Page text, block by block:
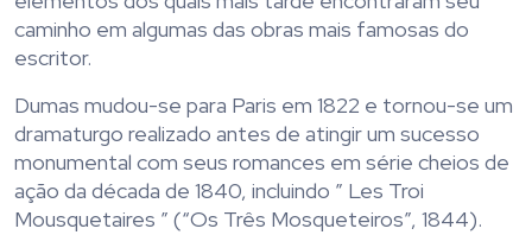
caminho em algumas das obras mais famosas do
escritor.
Dumas mudou-se para Paris em 1822 e tornou-se um
dramaturgo realizado antes de atingir um sucesso
monumental com seus romances em série cheios de
ação da década de 1840, incluindo ” Les Troi
Mousquetaires ” (“Os Três Mosqueteiros”, 1844).